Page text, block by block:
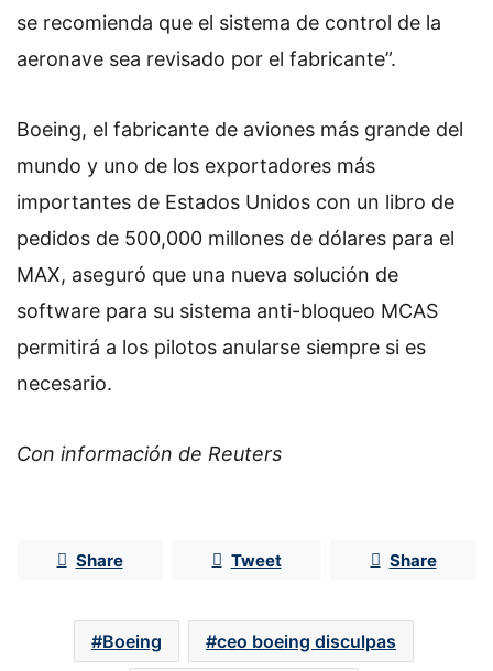
se recomienda que el sistema de control de la
aeronave sea revisado por el fabricante”.
Boeing, el fabricante de aviones más grande del
mundo y uno de los exportadores más
importantes de Estados Unidos con un libro de
pedidos de 500,000 millones de dólares para el
MAX, aseguró que una nueva solución de
software para su sistema anti-bloqueo MCAS
permitirá a los pilotos anularse siempre si es
necesario.
Con información de Reuters
Share Tweet Share
Boeing ceo boeing disculpas